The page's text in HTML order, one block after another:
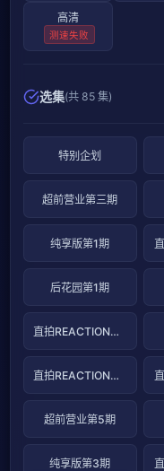
高清
测速失败
选集(共 85 集)
特别企划
超前营业第三期
纯享版第1期
后花园第1期
直拍REACTION第2期
直拍REACTION第3期
超前营业第5期
纯享版第3期